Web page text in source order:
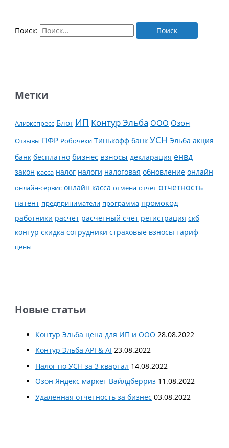
Поиск:
Метки
Алиэкспресс Блог ИП Контур Эльба ООО Озон
Отзывы ПФР Робочеки Тинькофф банк УСН Эльба акция
банк бесплатно бизнес взносы декларация енвд
закон касса налог налоги налоговая обновление онлайн
онлайн-сервис онлайн касса отмена отчет отчетность
патент предприниматели программа промокод
работники расчет расчетный счет регистрация скб
контур скидка сотрудники страховые взносы тариф
цены
Новые статьи
Контур Эльба цена для ИП и ООО 28.08.2022
Контур Эльба API & AI 23.08.2022
Налог по УСН за 3 квартал 14.08.2022
Озон Яндекс маркет Вайлдберриз 11.08.2022
Удаленная отчетность за бизнес 03.08.2022